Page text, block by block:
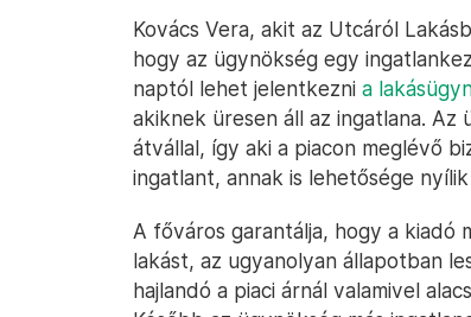
Kovács Vera, akit az Utcáról
hogy az ügynökség egy
naptól lehet jelentkezni a
akiknek üresen áll az ingatlana.
átvállal, így aki a piacon meglévő
ingatlant, annak is lehetősége
A főváros garantálja, hogy a kiadó
lakást, az ugyanolyan állapotban
hajlandó a piaci árnál valamivel